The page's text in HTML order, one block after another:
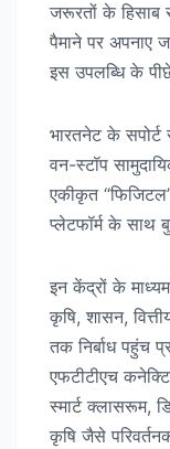
जरूरतों के हिसाब
पैमाने पर अपनाए
इस उपलब्धि के
भारतनेट के सपोर्ट
वन-स्टॉप
एकीकृत
प्लेटफॉर्म के साथ
इन केंद्रों के माध्यम
कृषि, शासन,
तक निर्बाध पहुंच
एफटीटीएच
स्मार्ट क्लासरूम,
कृषि जैसे